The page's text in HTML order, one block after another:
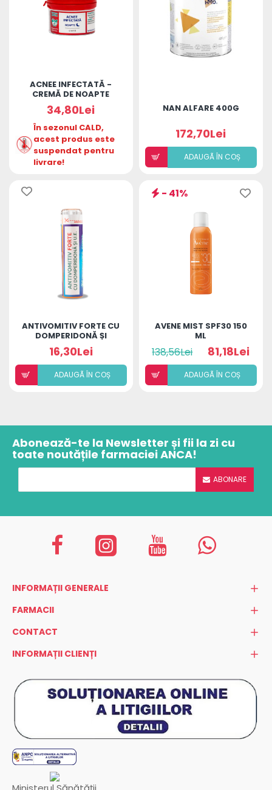
ACNEE INFECTATĂ -
CREMĂ DE NOAPTE
34,80Lei
În sezonul CALD,
acest produs este
suspendat pentru
livrare!
NAN ALFARE 400G
172,70Lei
ADAUGÃ ÎN COȘ
ANTIVOMITIV FORTE CU
DOMPERIDONĂ ȘI
ULEIURI ESENȚIALE
16,30Lei
ADAUGÃ ÎN COȘ
- 41%
AVENE MIST SPF30 150
ML
138,56Lei 81,18Lei
ADAUGÃ ÎN COȘ
Abonează-te la Newsletter și fii la zi cu
toate noutățile farmaciei ANCA!
ABONARE
INFORMAȚII GENERALE
FARMACII
CONTACT
INFORMAȚII CLIENȚI